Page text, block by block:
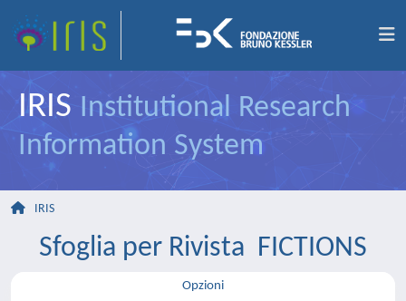
IRIS Institutional Research
Information System
IRIS
Sfoglia per Rivista FICTIONS
Opzioni